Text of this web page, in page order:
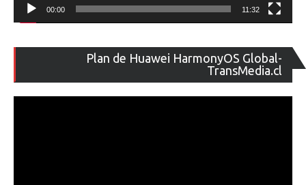
00:00 11:32
Plan de Huawei HarmonyOS Global-
TransMedia.cl
de